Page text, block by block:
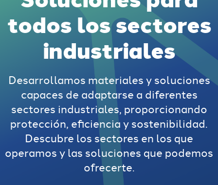
todos los sectores
industriales
Desarrollamos materiales y soluciones
capaces de adaptarse a diferentes
sectores industriales, proporcionando
protección, eficiencia y sostenibilidad.
Descubre los sectores en los que
operamos y las soluciones que podemos
ofrecerte.